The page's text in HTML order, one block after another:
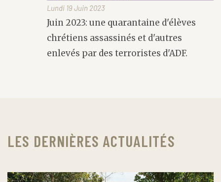
Lundi 19 Juin 2023
Juin 2023: une quarantaine d'élèves
chrétiens assassinés et d'autres
enlevés par des terroristes d'ADF.
LES DERNIÈRES ACTUALITÉS